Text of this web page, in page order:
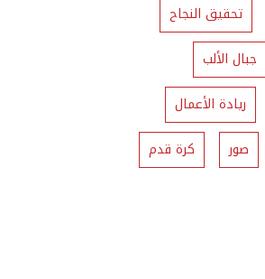
تحقيق النجاح
جبال الألب
ريادة الأعمال
صور كرة قدم